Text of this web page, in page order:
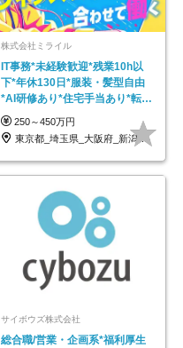
株式会社ミライル
IT事務*未経験歓迎*残業10h以
下*年休130日*服装・髪型自由
*AI研修あり*住宅手当あり*転勤
なし
250～450万円
東京都_埼玉県_大阪府_新潟県_福岡県
サイボウズ株式会社
総合職/営業・企画系*福利厚生